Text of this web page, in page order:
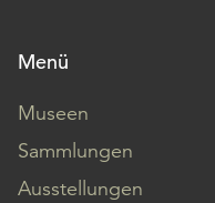
Menü
Museen
Sammlungen
Ausstellungen